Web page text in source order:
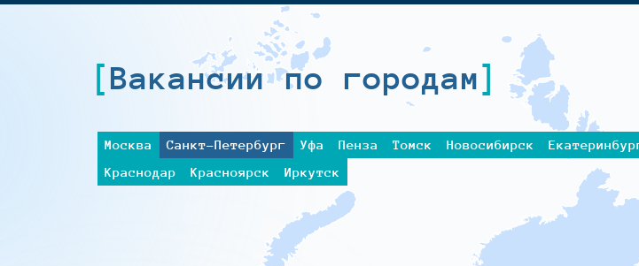
Вакансии по городам
Москва Санкт-Петербург Уфа Пенза Томск Новосибирск
Краснодар
Красноярск Иркутск